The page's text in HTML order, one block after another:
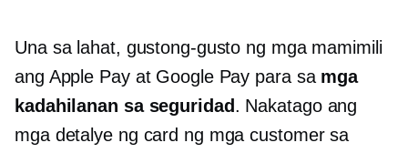
Una sa lahat, gustong-gusto ng mga mamimili
ang Apple Pay at Google Pay para sa mga
kadahilanan sa seguridad. Nakatago ang
mga detalye ng card ng mga customer sa